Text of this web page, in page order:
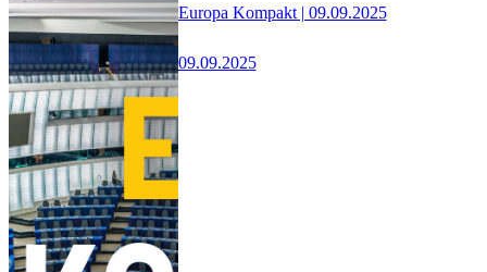
Europa Kompakt | 09.09.2025
09.09.2025